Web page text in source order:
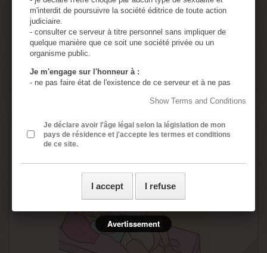
2,30 €
Add to basket More
In Stock
m'interdit de poursuivre la société éditrice de toute action
judiciaire.
- consulter ce serveur à titre personnel sans impliquer de
quelque manière que ce soit une société privée ou un
organisme public.
Je m'engage sur l'honneur à :
- ne pas faire état de l'existence de ce serveur et à ne pas
- utiliser tous les moyens permettant d'empêcher l'accès de
- assumer ma responsabilité, si un mineur accède à ce
serveur à cause de négligences de ma part : absence de
protection de l'ordinateur personnel, absence de logiciel de
- j’ai lu, compris et accepte sans réserve les conditions
générales rédigées en français même si j’ai usage d’un
traducteur automatique ou non pour accéder à ce site
Toutes les images contenues dans ce site sont en
accord avec la loi Française sur la pornographie
Show Terms and Conditions
Je déclare avoir l'âge légal selon la législation de mon
pays de résidence et j'accepte les termes et conditions
de ce site.
I accept I refuse
Avertissement